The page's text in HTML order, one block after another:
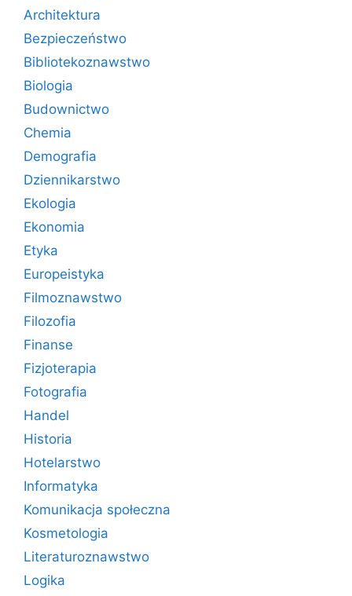
Architektura
Bezpieczeństwo
Bibliotekoznawstwo
Biologia
Budownictwo
Chemia
Demografia
Dziennikarstwo
Ekologia
Ekonomia
Etyka
Europeistyka
Filmoznawstwo
Filozofia
Finanse
Fizjoterapia
Fotografia
Handel
Historia
Hotelarstwo
Informatyka
Komunikacja społeczna
Kosmetologia
Literaturoznawstwo
Logika